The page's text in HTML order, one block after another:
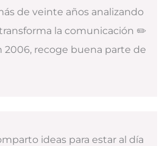
de veinte años analizando
la comunicación ✏️
2006, recoge buena parte de
ideas para estar al día